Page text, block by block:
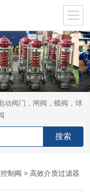
动阀门，闸阀，蝶阀，球
制阀 > 高效介质过滤器